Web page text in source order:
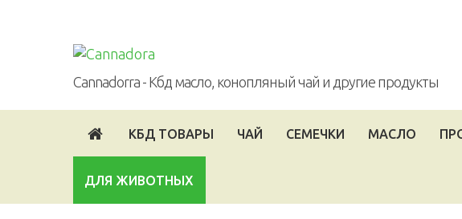
Cannadorra - Кбд масло, конопляный чай и другие продукты
КБД ТОВАРЫ ЧАЙ СЕМЕЧКИ МАСЛО
ДЛЯ ЖИВОТНЫХ